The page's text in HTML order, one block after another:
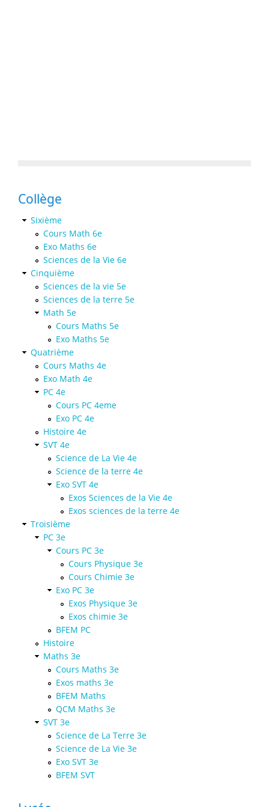
Collège
Sixième
Cours Math 6e
Exo Maths 6e
Sciences de la Vie 6e
Cinquième
Sciences de la vie 5e
Sciences de la terre 5e
Math 5e
Cours Maths 5e
Exo Maths 5e
Quatrième
Cours Maths 4e
Exo Math 4e
PC 4e
Cours PC 4eme
Exo PC 4e
Histoire 4e
SVT 4e
Science de La Vie 4e
Science de la terre 4e
Exo SVT 4e
Exos Sciences de la Vie 4e
Exos sciences de la terre 4e
Troisième
PC 3e
Cours PC 3e
Cours Physique 3e
Cours Chimie 3e
Exo PC 3e
Exos Physique 3e
Exos chimie 3e
BFEM PC
Histoire
Maths 3e
Cours Maths 3e
Exos maths 3e
BFEM Maths
QCM Maths 3e
SVT 3e
Science de La Terre 3e
Science de La Vie 3e
Exo SVT 3e
BFEM SVT